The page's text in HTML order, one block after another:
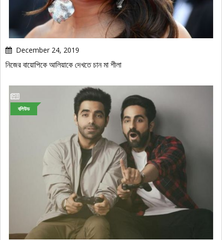
December 24, 2019
নিজের বায়োপিকে আলিয়াকে দেখতে চান মা শীলা
বলিউড